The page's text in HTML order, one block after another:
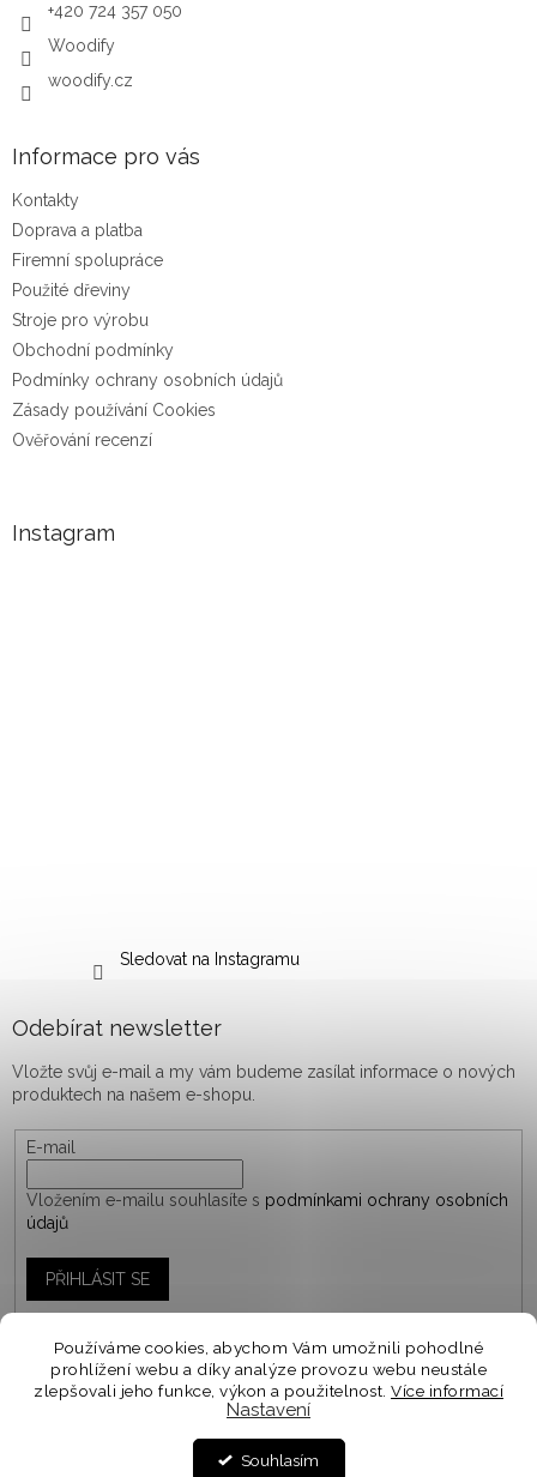
Používáme cookies, abychom Vám umožnili pohodlné
prohlížení webu a díky analýze provozu webu neustále
zlepšovali jeho funkce, výkon a použitelnost. Více informací
Nastavení
Souhlasím
Personalizované objednávky vyrábíme a odesíláme do
10-14 dnů. Spěcháte na objednávku? V košíku zvolte
+420 724 357 050
Woodify
woodify.cz
Informace pro vás
Kontakty
Doprava a platba
Firemní spolupráce
Použité dřeviny
Stroje pro výrobu
Obchodní podmínky
Podmínky ochrany osobních údajů
Zásady používání Cookies
Ověřování recenzí
Instagram
Sledovat na Instagramu
Odebírat newsletter
Vložte svůj e-mail a my vám budeme zasílat informace o nových
produktech na našem e-shopu.
E-mail
Vložením e-mailu souhlasíte s podmínkami ochrany osobních
údajů
PŘIHLÁSIT SE
Vytvořil Shoptet
woodify.cz. Všechna práva vyhrazena.